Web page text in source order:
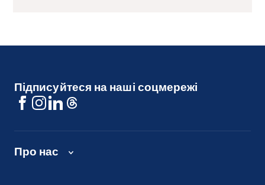
Підписуйтеся на наші соцмережі
Про нас